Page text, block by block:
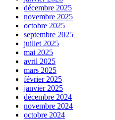
décembre 2025
novembre 2025
octobre 2025
septembre 2025
juillet 2025
mai 2025
avril 2025
mars 2025
février 2025
janvier 2025
décembre 2024
novembre 2024
octobre 2024